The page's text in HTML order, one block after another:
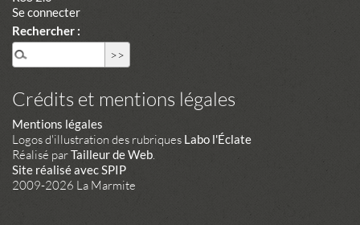
Se connecter
Rechercher :
Crédits et mentions légales
Mentions légales
Logos d'illustration des rubriques Labo l'Éclate
Réalisé parTailleur de Web
Site réalisé avec SPIP
2009-2026 La Marmite